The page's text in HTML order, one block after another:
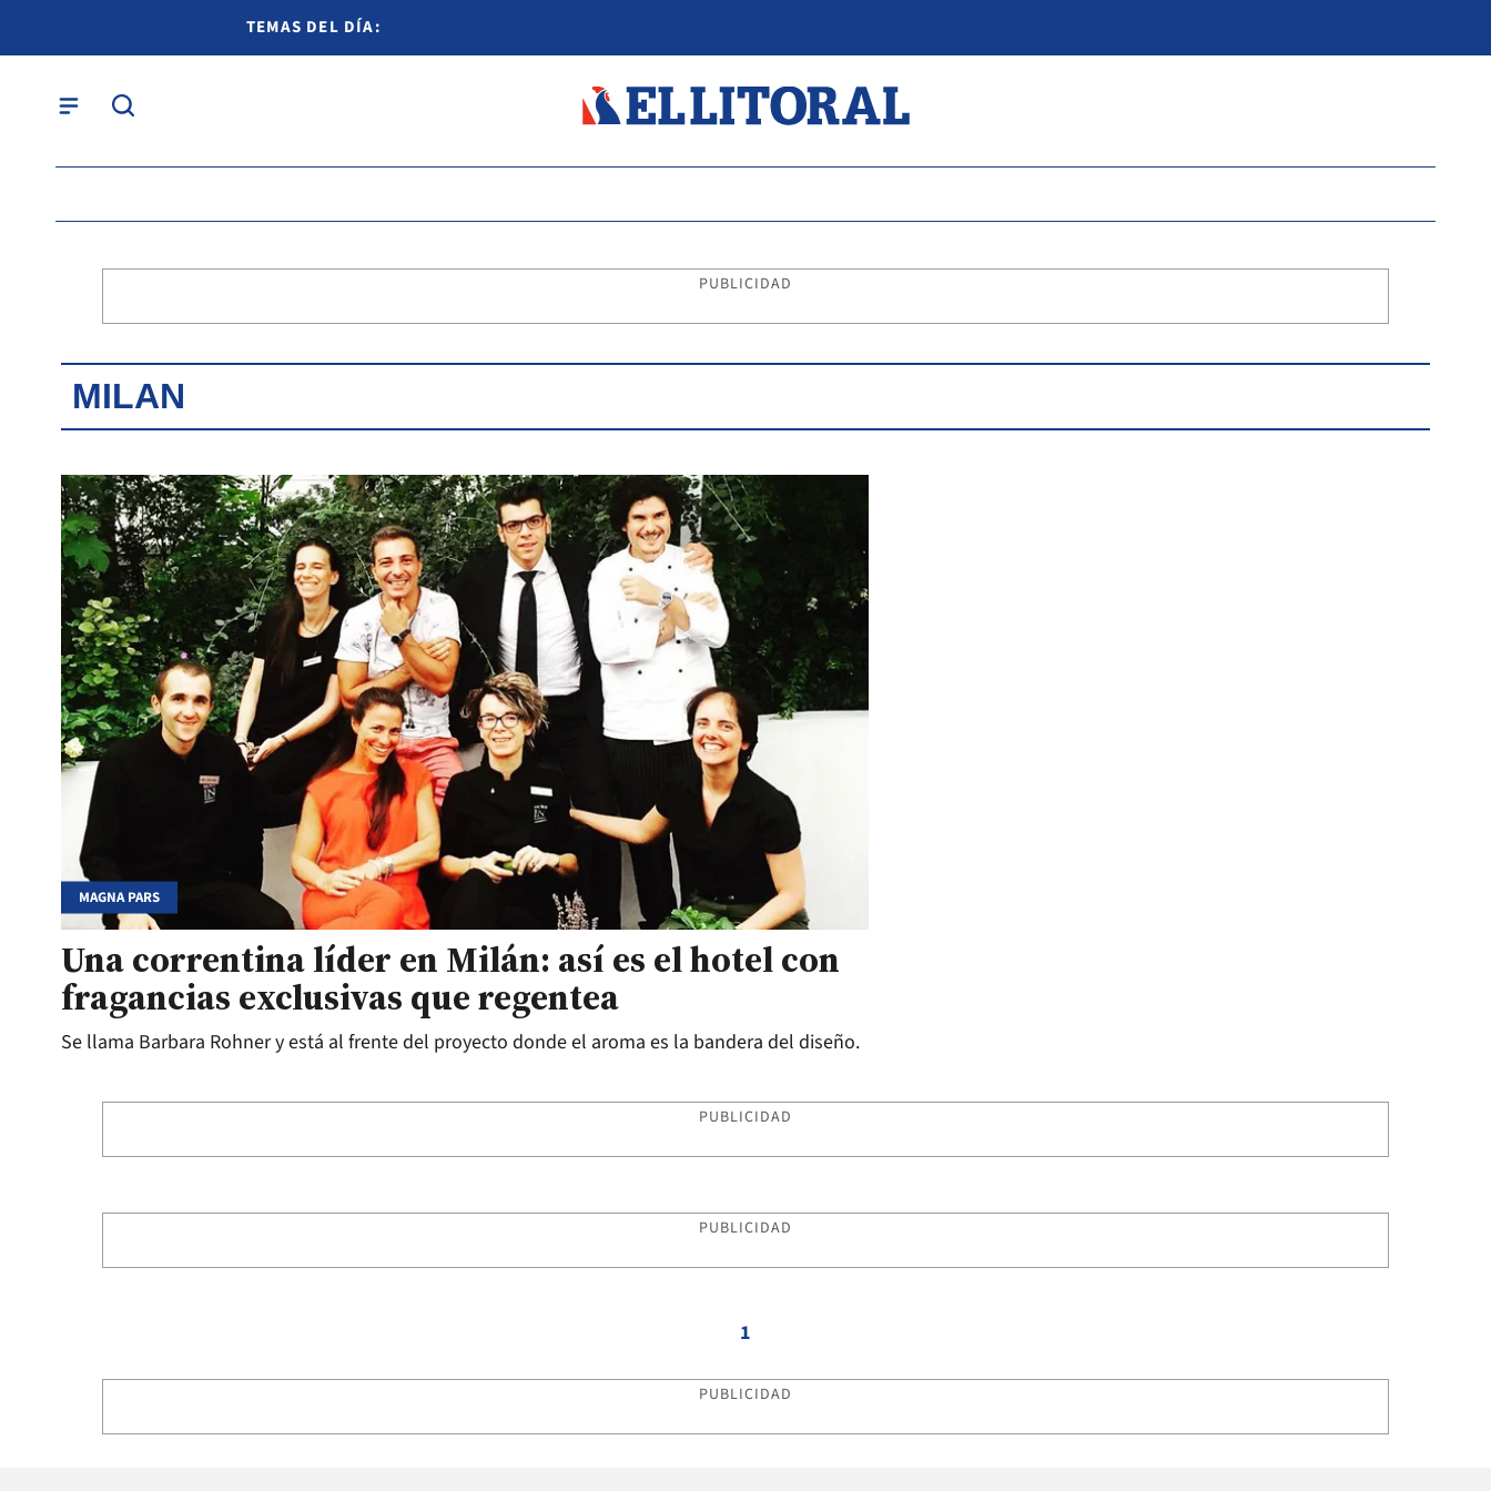
TEMAS DEL DÍA:
PUBLICIDAD
MILAN
MAGNA PARS
Una correntina líder en Milán: así es el hotel con
fragancias exclusivas que regentea
Se llama Barbara Rohner y está al frente del proyecto donde el aroma es la bandera del diseño.
PUBLICIDAD
PUBLICIDAD
1
PUBLICIDAD